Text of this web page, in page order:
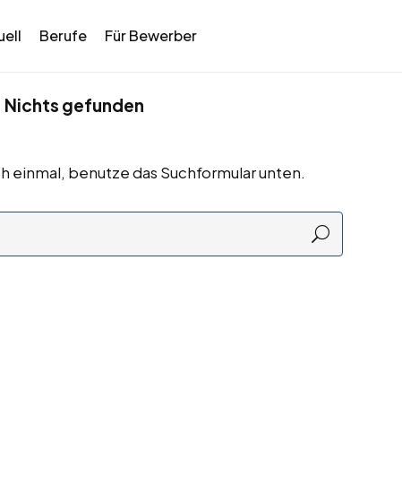
Berufe Für Bewerber
Nichts gefunden
einmal, benutze das Suchformular unten.